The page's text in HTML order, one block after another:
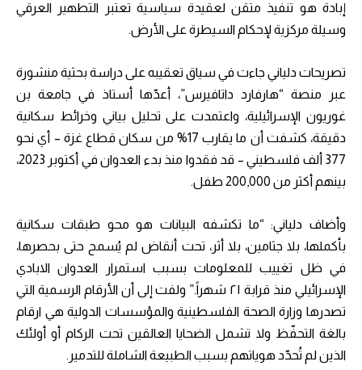
إبادة هو تنفيذ متقن لعقيدة سياسية تعتبر التطهير العرقي
وسيلة مركزية لإحكام السيطرة على الأرض.
تصريحات دلياني جاءت في سياق تعقيبه على دراسة بحثية منشورة
عبر منصة “هارفارد داتافيرس”، أعدّها أستاذ في جامعة بن
غوريون الإسرائيلية، واعتمدت على تحليل بياني وخرائط سكانية
دقيقة، كشفت أن ما يقارب 17% من سكان قطاع غزة – أي نحو
377 ألف فلسطيني – قد فقدوا منذ بدء العدوان في أكتوبر 2023،
بينهم أكثر من 200,000 طفل.
وأضاف دلياني: “ما تكشفه البيانات هو محو طبقات سكانية
بأكملها، بلا جثامين، بلا أثر، تحت أنقاض لم يُسمح حتى بحصرها،
في ظل تغييب للمعلومات بسبب استمرار العدوان الابادي
الإسرائيلي منذ قرابة ٢١ شهراً.” ولفت إلى أن الأرقام الرسمية التي
تصدرها وزارة الصحة الفلسطينية والمؤسسات الدولية هي ارقام
بالغة التحفّظ ولا تشمل الضحايا العالقين تحت الركام أو أولئك
الذين لم تُحدّد هوياتهم بسبب الطبيعة الشاملة للتدمير.